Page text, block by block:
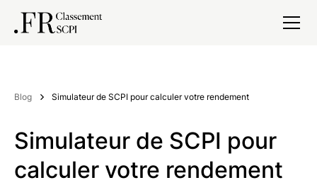
Blog Simulateur de SCPI pour calculer votre rendement
Simulateur de SCPI pour
calculer votre rendement